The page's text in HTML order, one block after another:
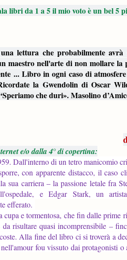
libri da 1 a 5 il mio voto è un bel 5
lettura che probabilmente
maestro nel­l'arte di non mollare la
... Libro in ogni caso di
la Gwendolin di Oscar
che duri». Masolino
e/o dalla 4° di copertina:
Dall'interno di un tetro manicomio
con apparente distacco, il caso
sua carriera – la passione letale fra
e Edgar Stark, un
efferato.
cupa e tormentosa, che fin dalle prime
da risultare quasi incomprensibile –
Alla fine del libro ci si troverà a
fou vissuto dai protagonisti